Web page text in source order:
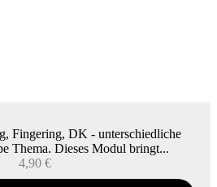
Fingering, DK - unterschiedliche
Thema. Dieses Modul bringt...
4,90 €